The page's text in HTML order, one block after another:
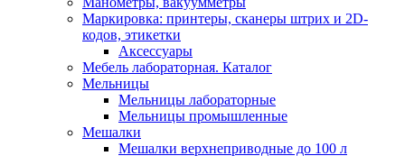
Маркировка: принтеры, сканеры штрих и 2D-
кодов, этикетки
Аксессуары
Мебель лабораторная. Каталог
Мельницы
Мельницы лабораторные
Мельницы промышленные
Мешалки
Мешалки верхнеприводные до 100 л